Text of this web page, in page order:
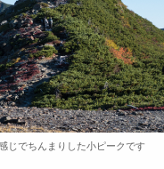
じでちんまりした小ピークです